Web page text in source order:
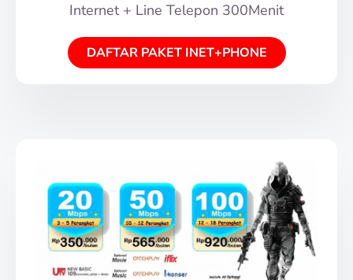
Internet + Line Telepon 300Menit
DAFTAR PAKET INET+PHONE